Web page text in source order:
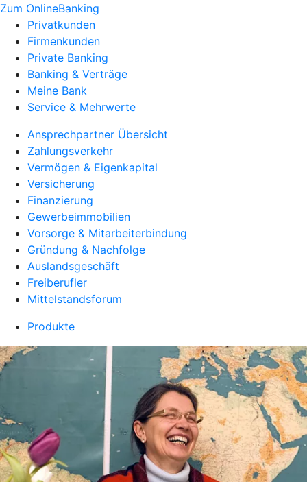
Zum OnlineBanking
Privatkunden
Firmenkunden
Private Banking
Banking & Verträge
Meine Bank
Service & Mehrwerte
Ansprechpartner Übersicht
Zahlungsverkehr
Vermögen & Eigenkapital
Versicherung
Finanzierung
Gewerbeimmobilien
Vorsorge & Mitarbeiterbindung
Gründung & Nachfolge
Auslandsgeschäft
Freiberufler
Mittelstandsforum
Produkte